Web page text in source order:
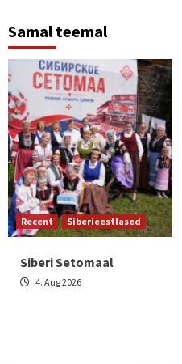
Samal teemal
Recent Siberieestlased
Siberi Setomaal
4. Aug 2026